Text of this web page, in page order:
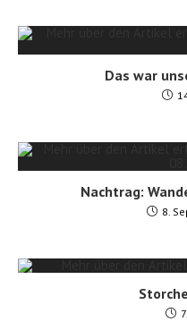
Das war
Nachtrag:
8.